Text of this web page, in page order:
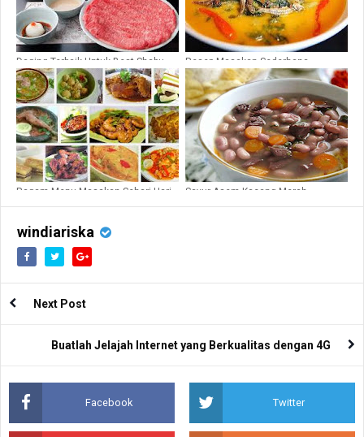
Daging Terbaik Untuk Best Shabu-
Shabu Jakarta
Resep Masakan Sederhana
Bercitarasa Nikmat
Ragam Menu Masakan Sehari-Hari Sayur Asem Kacang Merah
windiariska
Next Post
Buatlah Jelajah Internet yang Berkualitas dengan 4G
Facebook Twitter